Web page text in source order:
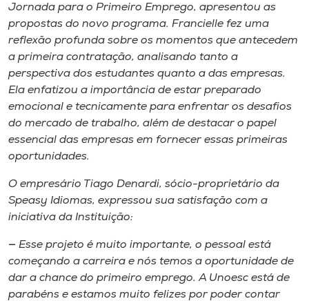
A+
A-
Jornada para o Primeiro Emprego, apresentou as
propostas do novo programa. Francielle fez uma
reflexão profunda sobre os momentos que antecedem
a primeira contratação, analisando tanto a
perspectiva dos estudantes quanto a das empresas.
Ela enfatizou a importância de estar preparado
emocional e tecnicamente para enfrentar os desafios
do mercado de trabalho, além de destacar o papel
essencial das empresas em fornecer essas primeiras
oportunidades.
O empresário Tiago Denardi, sócio-proprietário da
Speasy Idiomas, expressou sua satisfação com a
iniciativa da Instituição:
— Esse projeto é muito importante, o pessoal está
começando a carreira e nós temos a oportunidade de
dar a chance do primeiro emprego. A Unoesc está de
parabéns e estamos muito felizes por poder contar